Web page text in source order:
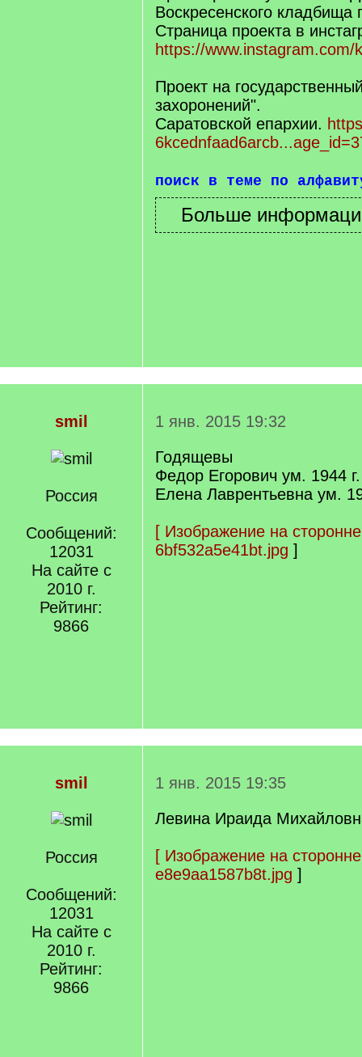
Воскресенского кладбища
Страница проекта в
https://www.instagram.com/
Проект на
захоронений".
Саратовской епархии.
поиск в теме по
smil
Россия
Сообщений:
12031
На сайте с
2010 г.
Рейтинг:
9866
1 янв. 2015 19:32
Годящевы
Федор Егорович ум. 1944
Елена Лаврентьевна ум.
[ Изображение на
6bf532a5e41bt.jpg ]
smil
Россия
Сообщений:
12031
На сайте с
2010 г.
Рейтинг:
9866
1 янв. 2015 19:35
Левина Ираида
[ Изображение на
e8e9aa1587b8t.jpg ]